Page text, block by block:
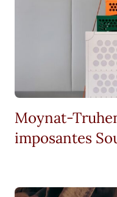
Moynat-
imposantes